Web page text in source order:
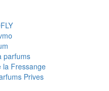
parfums
la Fressange
Prives